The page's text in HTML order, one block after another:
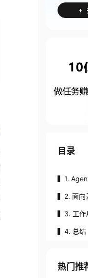
+
目录
▍1.
挑战
▍2. 面
▍3. 工
s 场景的
▍4. 总结
热门推